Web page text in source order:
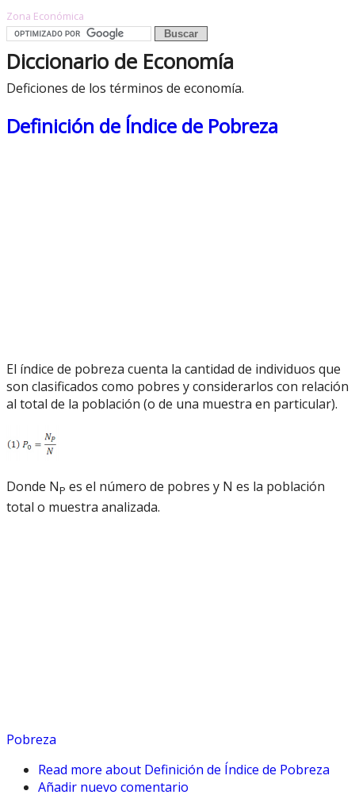
Zona Económica
Diccionario de Economía
Deficiones de los términos de economía.
Definición de Índice de Pobreza
El índice de pobreza cuenta la cantidad de individuos que
son clasificados como pobres y considerarlos con relación
al total de la población (o de una muestra en particular).
Donde NP es el número de pobres y N es la población
total o muestra analizada.
Pobreza
Read more about Definición de Índice de Pobreza
Añadir nuevo comentario